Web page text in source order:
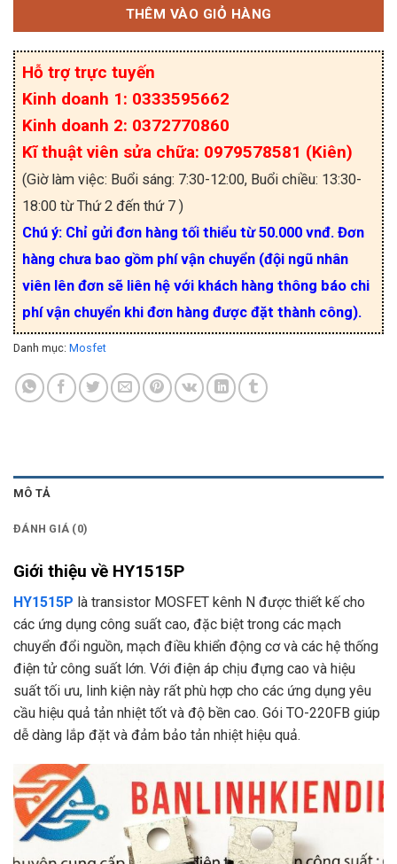
THÊM VÀO GIỎ HÀNG
Hỗ trợ trực tuyến
Kinh doanh 1: 0333595662
Kinh doanh 2: 0372770860
Kĩ thuật viên sửa chữa: 0979578581 (Kiên)
(Giờ làm việc: Buổi sáng: 7:30-12:00, Buổi chiều: 13:30-
18:00 từ Thứ 2 đến thứ 7 )
Chú ý: Chỉ gửi đơn hàng tối thiểu từ 50.000 vnđ. Đơn
hàng chưa bao gồm phí vận chuyển (đội ngũ nhân
viên lên đơn sẽ liên hệ với khách hàng thông báo chi
phí vận chuyển khi đơn hàng được đặt thành công).
Danh mục: Mosfet
MÔ TẢ
ĐÁNH GIÁ (0)
Giới thiệu về HY1515P
HY1515P là transistor MOSFET kênh N được thiết kế cho
các ứng dụng công suất cao, đặc biệt trong các mạch
chuyển đổi nguồn, mạch điều khiển động cơ và các hệ thống
điện tử công suất lớn. Với điện áp chịu đựng cao và hiệu
suất tối ưu, linh kiện này rất phù hợp cho các ứng dụng yêu
cầu hiệu quả tản nhiệt tốt và độ bền cao. Gói TO-220FB giúp
dễ dàng lắp đặt và đảm bảo tản nhiệt hiệu quả.